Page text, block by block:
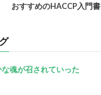
おすすめのHACCP入門書
魂が召されていった